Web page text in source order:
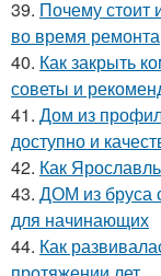
39. Почему стоит
во время ремонта
40. Как закрыть
советы и
41. Дом из
доступно и
42. Как
43. ДОМ из бруса
для начинающих
44. Как